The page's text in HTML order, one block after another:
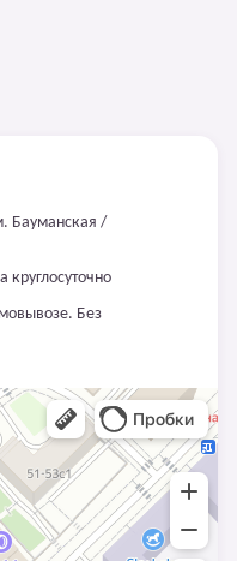
Бауманская /
круглосуточно
Без